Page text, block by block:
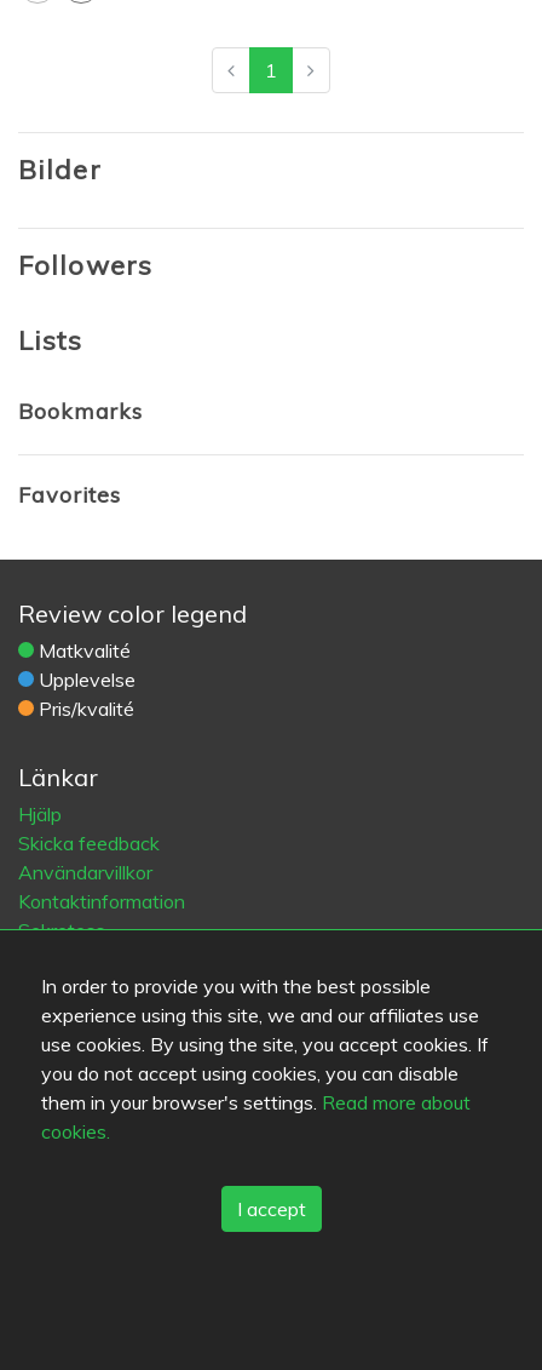
In order to provide you with the best possible
experience using this site, we and our affiliates use
use cookies. By using the site, you accept cookies. If
you do not accept using cookies, you can disable
them in your browser's settings. Read more about
cookies.
I accept
1
Bilder
Followers
Lists
Bookmarks
Favorites
Review color legend
Matkvalité
Upplevelse
Pris/kvalité
Länkar
Hjälp
Skicka feedback
Användarvillkor
Kontaktinformation
Sekretess
Blogs
Old Eat.fi
Top Cities
Helsinki München
Rovaniemi Vaasa